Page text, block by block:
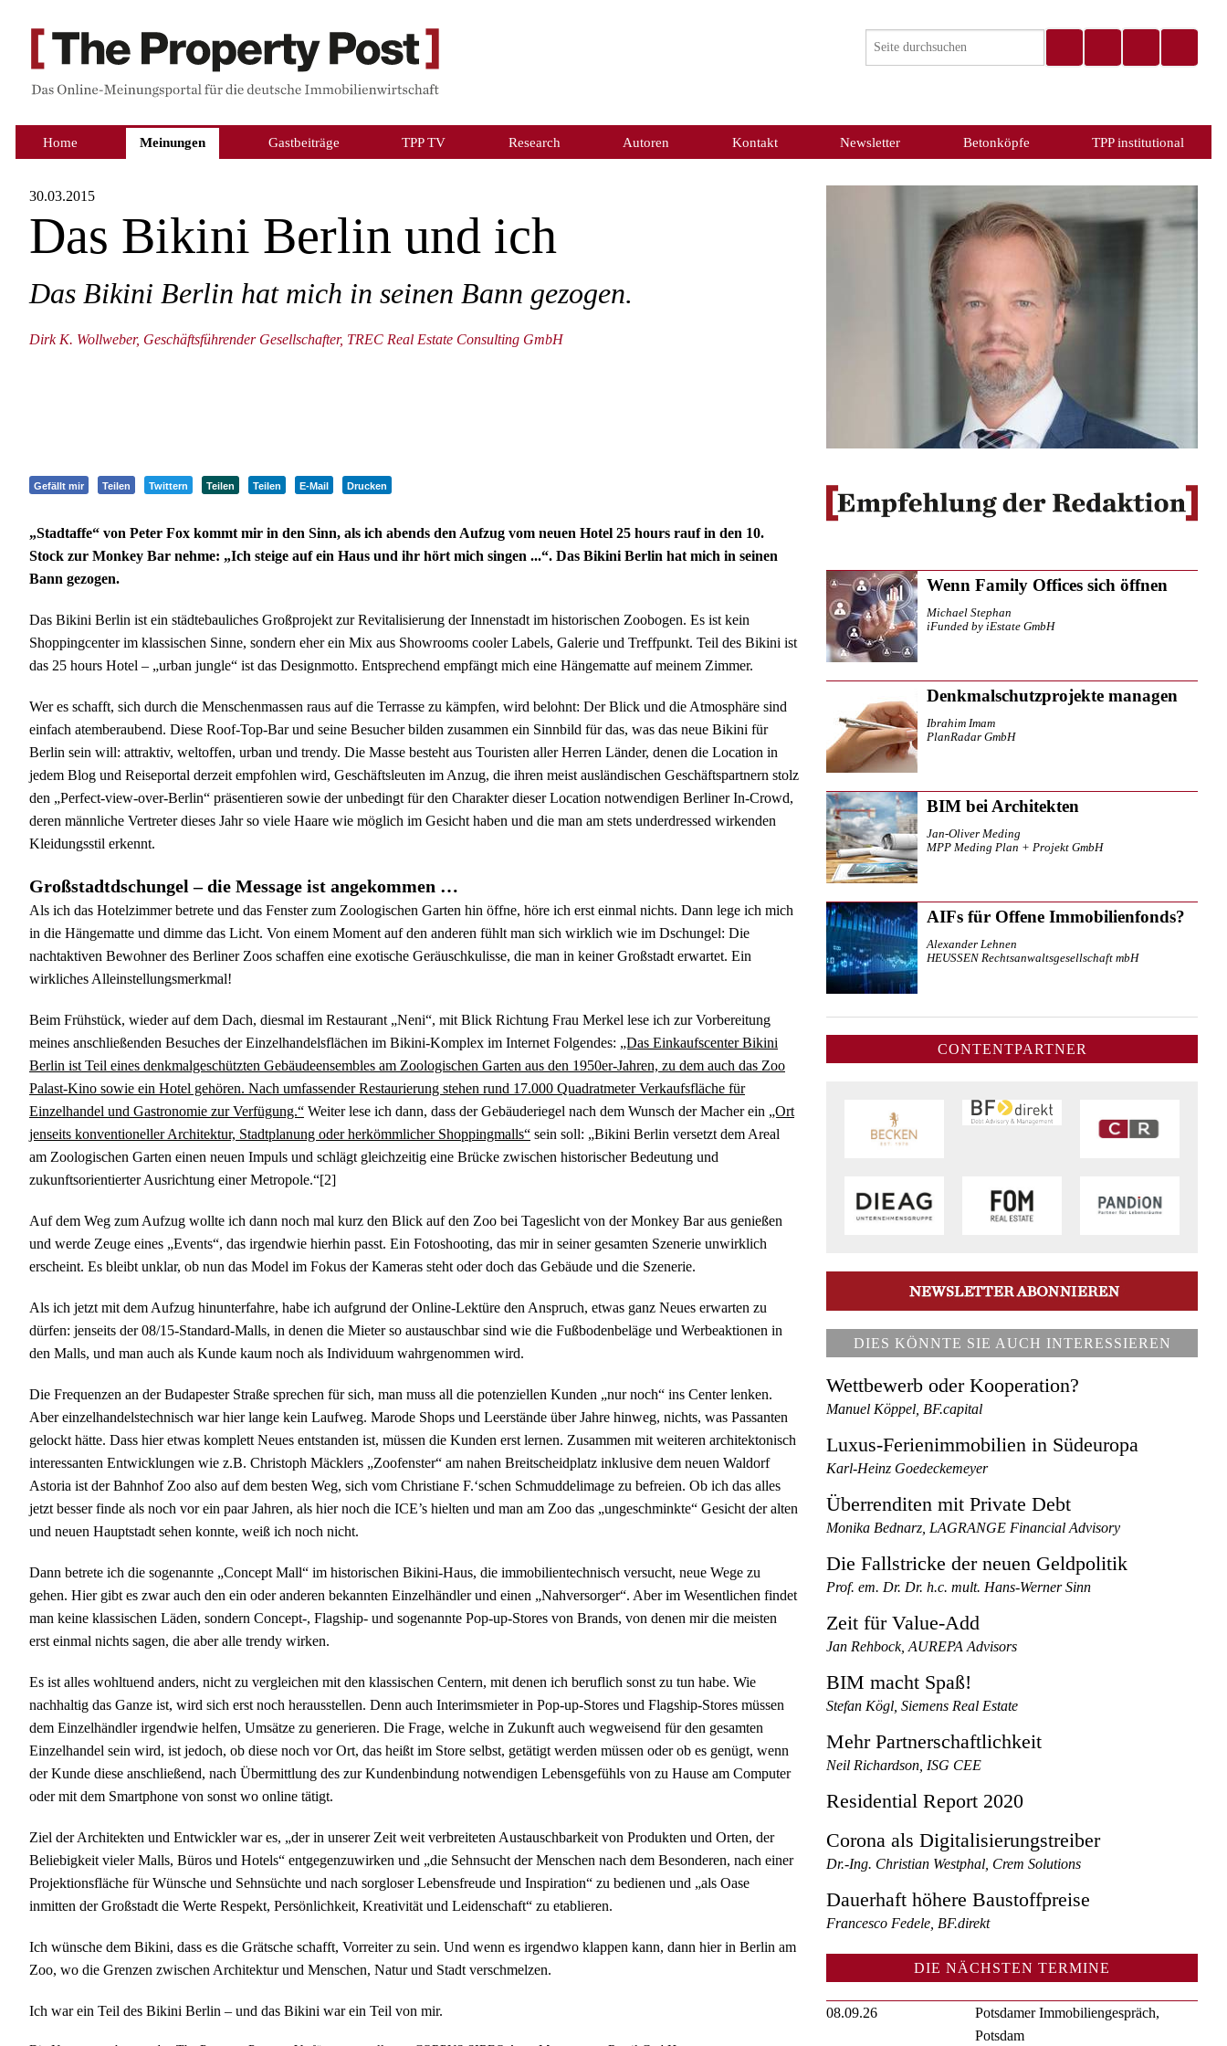
Home Meinungen Gastbeiträge TPP TV Research Autoren Kontakt Newsletter Betonköpfe TPP institutional
30.03.2015
Das Bikini Berlin und ich
Das Bikini Berlin hat mich in seinen Bann gezogen.
Dirk K. Wollweber, Geschäftsführender Gesellschafter, TREC Real Estate Consulting GmbH
Gefällt mir Teilen Twittern Teilen Teilen E-Mail Drucken
„Stadtaffe“ von Peter Fox kommt mir in den Sinn, als ich abends den Aufzug vom neuen Hotel 25 hours rauf in den 10.
Stock zur Monkey Bar nehme: „Ich steige auf ein Haus und ihr hört mich singen ...“. Das Bikini Berlin hat mich in seinen
Bann gezogen.
Das Bikini Berlin ist ein städtebauliches Großprojekt zur Revitalisierung der Innenstadt im historischen Zoobogen. Es ist kein
Shoppingcenter im klassischen Sinne, sondern eher ein Mix aus Showrooms cooler Labels, Galerie und Treffpunkt. Teil des Bikini ist
das 25 hours Hotel – „urban jungle“ ist das Designmotto. Entsprechend empfängt mich eine Hängematte auf meinem Zimmer.
Wer es schafft, sich durch die Menschenmassen raus auf die Terrasse zu kämpfen, wird belohnt: Der Blick und die Atmosphäre sind
einfach atemberaubend. Diese Roof-Top-Bar und seine Besucher bilden zusammen ein Sinnbild für das, was das neue Bikini für
Berlin sein will: attraktiv, weltoffen, urban und trendy. Die Masse besteht aus Touristen aller Herren Länder, denen die Location in
jedem Blog und Reiseportal derzeit empfohlen wird, Geschäftsleuten im Anzug, die ihren meist ausländischen Geschäftspartnern stolz
den „Perfect-view-over-Berlin“ präsentieren sowie der unbedingt für den Charakter dieser Location notwendigen Berliner In-Crowd,
deren männliche Vertreter dieses Jahr so viele Haare wie möglich im Gesicht haben und die man am stets underdressed wirkenden
Kleidungsstil erkennt.
Großstadtdschungel – die Message ist angekommen …
Als ich das Hotelzimmer betrete und das Fenster zum Zoologischen Garten hin öffne, höre ich erst einmal nichts. Dann lege ich mich
in die Hängematte und dimme das Licht. Von einem Moment auf den anderen fühlt man sich wirklich wie im Dschungel: Die
nachtaktiven Bewohner des Berliner Zoos schaffen eine exotische Geräuschkulisse, die man in keiner Großstadt erwartet. Ein
wirkliches Alleinstellungsmerkmal!
Beim Frühstück, wieder auf dem Dach, diesmal im Restaurant „Neni“, mit Blick Richtung Frau Merkel lese ich zur Vorbereitung
meines anschließenden Besuches der Einzelhandelsflächen im Bikini-Komplex im Internet Folgendes: „Das Einkaufscenter Bikini
Berlin ist Teil eines denkmalgeschützten Gebäudeensembles am Zoologischen Garten aus den 1950er-Jahren, zu dem auch das Zoo
Palast-Kino sowie ein Hotel gehören. Nach umfassender Restaurierung stehen rund 17.000 Quadratmeter Verkaufsfläche für
Einzelhandel und Gastronomie zur Verfügung.“ Weiter lese ich dann, dass der Gebäuderiegel nach dem Wunsch der Macher ein „Ort
jenseits konventioneller Architektur, Stadtplanung oder herkömmlicher Shoppingmalls“ sein soll: „Bikini Berlin versetzt dem Areal
am Zoologischen Garten einen neuen Impuls und schlägt gleichzeitig eine Brücke zwischen historischer Bedeutung und
zukunftsorientierter Ausrichtung einer Metropole.“[2]
Auf dem Weg zum Aufzug wollte ich dann noch mal kurz den Blick auf den Zoo bei Tageslicht von der Monkey Bar aus genießen
und werde Zeuge eines „Events“, das irgendwie hierhin passt. Ein Fotoshooting, das mir in seiner gesamten Szenerie unwirklich
erscheint. Es bleibt unklar, ob nun das Model im Fokus der Kameras steht oder doch das Gebäude und die Szenerie.
Als ich jetzt mit dem Aufzug hinunterfahre, habe ich aufgrund der Online-Lektüre den Anspruch, etwas ganz Neues erwarten zu
dürfen: jenseits der 08/15-Standard-Malls, in denen die Mieter so austauschbar sind wie die Fußbodenbeläge und Werbeaktionen in
den Malls, und man auch als Kunde kaum noch als Individuum wahrgenommen wird.
Die Frequenzen an der Budapester Straße sprechen für sich, man muss all die potenziellen Kunden „nur noch“ ins Center lenken.
Aber einzelhandelstechnisch war hier lange kein Laufweg. Marode Shops und Leerstände über Jahre hinweg, nichts, was Passanten
gelockt hätte. Dass hier etwas komplett Neues entstanden ist, müssen die Kunden erst lernen. Zusammen mit weiteren architektonisch
interessanten Entwicklungen wie z.B. Christoph Mäcklers „Zoofenster“ am nahen Breitscheidplatz inklusive dem neuen Waldorf
Astoria ist der Bahnhof Zoo also auf dem besten Weg, sich vom Christiane F.‘schen Schmuddelimage zu befreien. Ob ich das alles
jetzt besser finde als noch vor ein paar Jahren, als hier noch die ICE’s hielten und man am Zoo das „ungeschminkte“ Gesicht der alten
und neuen Hauptstadt sehen konnte, weiß ich noch nicht.
Dann betrete ich die sogenannte „Concept Mall“ im historischen Bikini-Haus, die immobilientechnisch versucht, neue Wege zu
gehen. Hier gibt es zwar auch den ein oder anderen bekannten Einzelhändler und einen „Nahversorger“. Aber im Wesentlichen findet
man keine klassischen Läden, sondern Concept-, Flagship- und sogenannte Pop-up-Stores von Brands, von denen mir die meisten
erst einmal nichts sagen, die aber alle trendy wirken.
Es ist alles wohltuend anders, nicht zu vergleichen mit den klassischen Centern, mit denen ich beruflich sonst zu tun habe. Wie
nachhaltig das Ganze ist, wird sich erst noch herausstellen. Denn auch Interimsmieter in Pop-up-Stores und Flagship-Stores müssen
dem Einzelhändler irgendwie helfen, Umsätze zu generieren. Die Frage, welche in Zukunft auch wegweisend für den gesamten
Einzelhandel sein wird, ist jedoch, ob diese noch vor Ort, das heißt im Store selbst, getätigt werden müssen oder ob es genügt, wenn
der Kunde diese anschließend, nach Übermittlung des zur Kundenbindung notwendigen Lebensgefühls von zu Hause am Computer
oder mit dem Smartphone von sonst wo online tätigt.
Ziel der Architekten und Entwickler war es, „der in unserer Zeit weit verbreiteten Austauschbarkeit von Produkten und Orten, der
Beliebigkeit vieler Malls, Büros und Hotels“ entgegenzuwirken und „die Sehnsucht der Menschen nach dem Besonderen, nach einer
Projektionsfläche für Wünsche und Sehnsüchte und nach sorgloser Lebensfreude und Inspiration“ zu bedienen und „als Oase
inmitten der Großstadt die Werte Respekt, Persönlichkeit, Kreativität und Leidenschaft“ zu etablieren.
Ich wünsche dem Bikini, dass es die Grätsche schafft, Vorreiter zu sein. Und wenn es irgendwo klappen kann, dann hier in Berlin am
Zoo, wo die Grenzen zwischen Architektur und Menschen, Natur und Stadt verschmelzen.
Ich war ein Teil des Bikini Berlin – und das Bikini war ein Teil von mir.
Wenn Family Offices sich öffnen
Michael Stephan
iFunded by iEstate GmbH
Denkmalschutzprojekte managen
Ibrahim Imam
PlanRadar GmbH
BIM bei Architekten
Jan-Oliver Meding
MPP Meding Plan + Projekt GmbH
AIFs für Offene Immobilienfonds?
Alexander Lehnen
HEUSSEN Rechtsanwaltsgesellschaft mbH
CONTENTPARTNER
DIES KÖNNTE SIE AUCH INTERESSIEREN
Wettbewerb oder Kooperation?
Manuel Köppel, BF.capital
Luxus-Ferienimmobilien in Südeuropa
Karl-Heinz Goedeckemeyer
Überrenditen mit Private Debt
Monika Bednarz, LAGRANGE Financial Advisory
Die Fallstricke der neuen Geldpolitik
Prof. em. Dr. Dr. h.c. mult. Hans-Werner Sinn
Zeit für Value-Add
Jan Rehbock, AUREPA Advisors
BIM macht Spaß!
Stefan Kögl, Siemens Real Estate
Mehr Partnerschaftlichkeit
Neil Richardson, ISG CEE
Residential Report 2020
Corona als Digitalisierungstreiber
Dr.-Ing. Christian Westphal, Crem Solutions
Dauerhaft höhere Baustoffpreise
Francesco Fedele, BF.direkt
DIE NÄCHSTEN TERMINE
08.09.26
Potsdamer Immobiliengespräch,
Potsdam